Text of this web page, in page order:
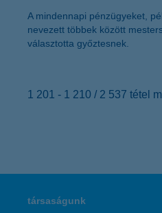
A mindennapi pénzügyeket,
nevezett többek között
választotta győztesnek.
1 201 - 1 210 / 2 537 tétel
társaságunk